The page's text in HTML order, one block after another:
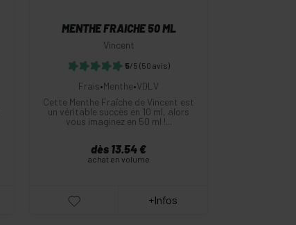
MENTHE FRAICHE 50 ML
Vincent
5/5 (50 avis)
Frais•Menthe•VDLV
Cette Menthe Fraîche de Vincent est
un véritable succès en 10 ml, alors
vous imaginez en 50 ml !...
dès 13.54 €
achat en volume
+Infos